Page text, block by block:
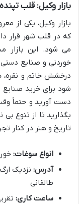
بازار وکیل: قلب
بازار وکیل، یکی از
که در قلب شهر قرار
می شود. این بازار
خوردنی و صنایع
درخشش خاتم و
شود برای خرید صنایع
دست آورید و حتماً
بگذارید تا از تنوع
تاریخ و هنر در کنار
انواع سوغات:
آدرس: نزدیک
طالقانی
ساعت کاری: تقریباً از